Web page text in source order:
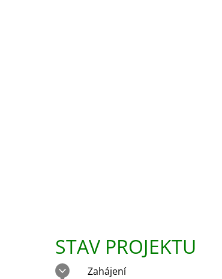
STAV PROJEKTU
Zahájení